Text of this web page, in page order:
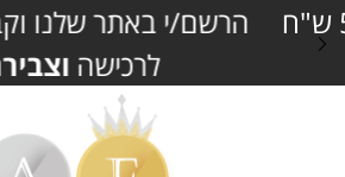
הרשם/י באתר שלנו וקבל/י 5%
לרכישהוצבירת